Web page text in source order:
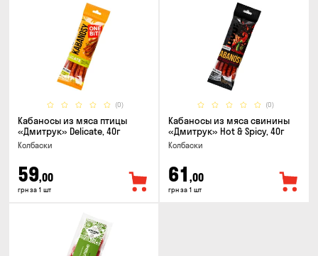
(0)
Кабаносы из мяса птицы
«Дмитрук» Delicate, 40г
Колбаски
59,00
грн за 1 шт
(0)
Кабаносы из мяса свинины
«Дмитрук» Hot & Spicy, 40г
Колбаски
61 ,00
грн за 1 шт